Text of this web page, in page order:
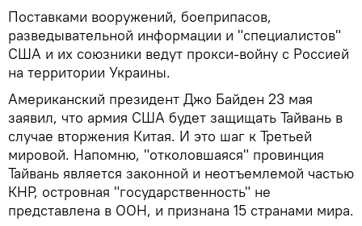
Поставками вооружений, боеприпасов,
разведывательной информации и "специалистов"
США и их союзники ведут прокси-войну с Россией
на территории Украины.
Американский президент Джо Байден 23 мая
заявил, что армия США будет защищать Тайвань в
случае вторжения Китая. И это шаг к Третьей
мировой. Напомню, "отколовшаяся" провинция
Тайвань является законной и неотъемлемой частью
КНР, островная "государственность" не
представлена в ООН, и признана 15 странами мира.